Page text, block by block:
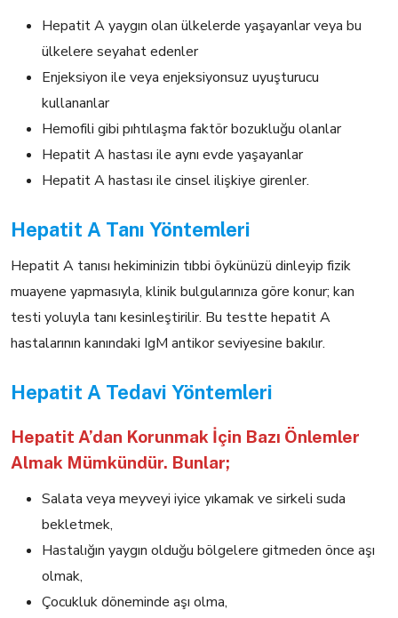
Hepatit A yaygın olan ülkelerde yaşayanlar veya bu
ülkelere seyahat edenler
Enjeksiyon ile veya enjeksiyonsuz uyuşturucu
kullananlar
Hemofili gibi pıhtılaşma faktör bozukluğu olanlar
Hepatit A hastası ile aynı evde yaşayanlar
Hepatit A hastası ile cinsel ilişkiye girenler.
Hepatit A Tanı Yöntemleri
Hepatit A tanısı hekiminizin tıbbi öykünüzü dinleyip fizik
muayene yapmasıyla, klinik bulgularınıza göre konur; kan
testi yoluyla tanı kesinleştirilir. Bu testte hepatit A
hastalarının kanındaki IgM antikor seviyesine bakılır.
Hepatit A Tedavi Yöntemleri
Hepatit A’dan Korunmak İçin Bazı Önlemler
Almak Mümkündür. Bunlar;
Salata veya meyveyi iyice yıkamak ve sirkeli suda
bekletmek,
Hastalığın yaygın olduğu bölgelere gitmeden önce aşı
olmak,
Çocukluk döneminde aşı olma,